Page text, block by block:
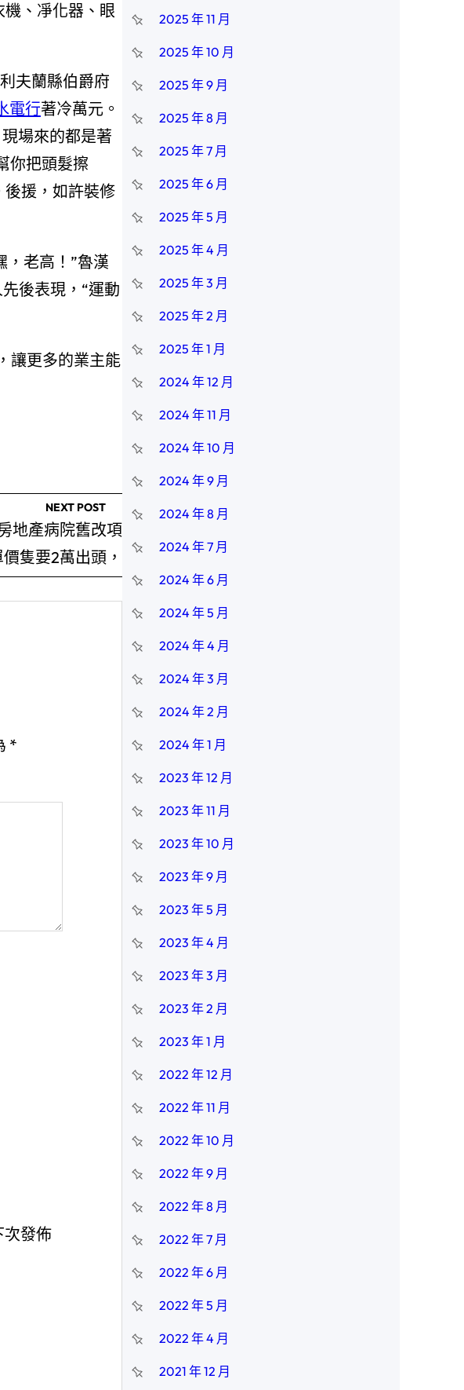
機、凈化器、眼
夫蘭縣伯爵府
電行著冷萬元。
場來的都是著
你把頭髮擦
後援，如許裝修
，老高！”魯漢
後表現，“運動
讓更多的業主能
NEXT POST
地產病院舊改項
隻要2萬出頭，
*
次發佈
2025 年 11 月
2025 年 10 月
2025 年 9 月
2025 年 8 月
2025 年 7 月
2025 年 6 月
2025 年 5 月
2025 年 4 月
2025 年 3 月
2025 年 2 月
2025 年 1 月
2024 年 12 月
2024 年 11 月
2024 年 10 月
2024 年 9 月
2024 年 8 月
2024 年 7 月
2024 年 6 月
2024 年 5 月
2024 年 4 月
2024 年 3 月
2024 年 2 月
2024 年 1 月
2023 年 12 月
2023 年 11 月
2023 年 10 月
2023 年 9 月
2023 年 5 月
2023 年 4 月
2023 年 3 月
2023 年 2 月
2023 年 1 月
2022 年 12 月
2022 年 11 月
2022 年 10 月
2022 年 9 月
2022 年 8 月
2022 年 7 月
2022 年 6 月
2022 年 5 月
2022 年 4 月
2021 年 12 月